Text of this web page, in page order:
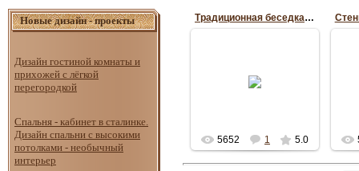
Новые дизайн - проекты
Дизайн гостиной комнаты и
прихожей с лёгкой
перегородкой
Спальня - кабинет в сталинке.
Дизайн спальни с высокими
потолками - необычный
интерьер
Традиционная беседка в японском саду
5652 1 5.0